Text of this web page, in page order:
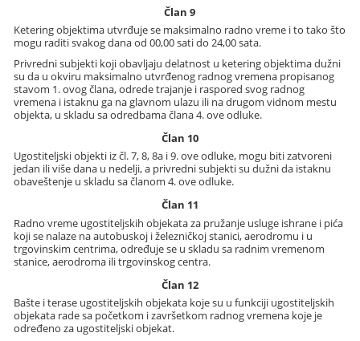
Član 9
Ketering objektima utvrđuje se maksimalno radno vreme i to tako što
mogu raditi svakog dana od 00,00 sati do 24,00 sata.
Privredni subjekti koji obavljaju delatnost u ketering objektima dužni
su da u okviru maksimalno utvrđenog radnog vremena propisanog
stavom 1. ovog člana, odrede trajanje i raspored svog radnog
vremena i istaknu ga na glavnom ulazu ili na drugom vidnom mestu
objekta, u skladu sa odredbama člana 4. ove odluke.
Član 10
Ugostiteljski objekti iz čl. 7, 8, 8a i 9. ove odluke, mogu biti zatvoreni
jedan ili više dana u nedelji, a privredni subjekti su dužni da istaknu
obaveštenje u skladu sa članom 4. ove odluke.
Član 11
Radno vreme ugostiteljskih objekata za pružanje usluge ishrane i pića
koji se nalaze na autobuskoj i železničkoj stanici, aerodromu i u
trgovinskim centrima, određuje se u skladu sa radnim vremenom
stanice, aerodroma ili trgovinskog centra.
Član 12
Bašte i terase ugostiteljskih objekata koje su u funkciji ugostiteljskih
objekata rade sa početkom i završetkom radnog vremena koje je
određeno za ugostiteljski objekat.